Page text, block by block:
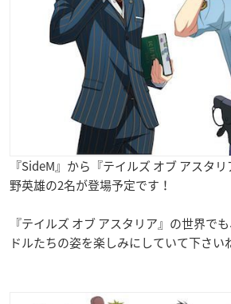
『SideM』から『テイルズ オブ アスタ
野英雄の2名が登場予定です！
『テイルズ オブ アスタリア』の世界で
ドルたちの姿を楽しみにしていて下さい